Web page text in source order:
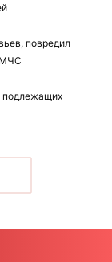
повредил
МЧС
подлежащих